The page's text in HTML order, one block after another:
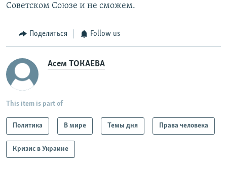
Советском Союзе и не сможем.
Поделиться Follow us
Асем ТОКАЕВА
This item is part of
Политика В мире Темы дня Права человека
Кризис в Украине